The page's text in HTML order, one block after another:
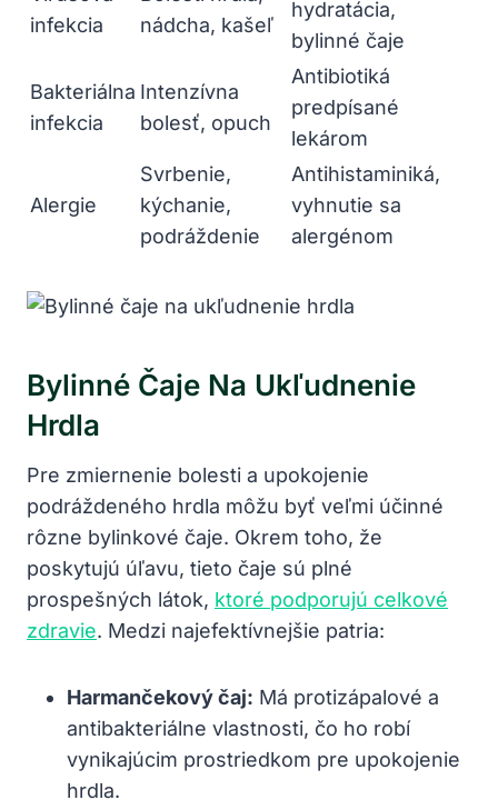
infekcia
nádcha, kašeľ
hydratácia,
bylinné čaje
Bakteriálna
infekcia
Intenzívna
bolesť, opuch
Antibiotiká
predpísané
lekárom
Alergie
Svrbenie,
kýchanie,
podráždenie
Antihistaminiká,
vyhnutie sa
alergénom
Bylinné Čaje Na Ukľudnenie
Hrdla
Pre ⁢zmiernenie bolesti a upokojenie
podráždeného hrdla môžu byť veľmi účinné
rôzne bylinkové čaje. Okrem toho, že
poskytujú úľavu, tieto čaje sú‌ plné
prospešných látok, ktoré podporujú celkové
zdravie. Medzi ⁢najefektívnejšie patria:
Harmančekový​ čaj: Má protizápalové‍ a
antibakteriálne ‌vlastnosti, ⁢čo ho ⁣robí
vynikajúcim prostriedkom pre upokojenie
hrdla.